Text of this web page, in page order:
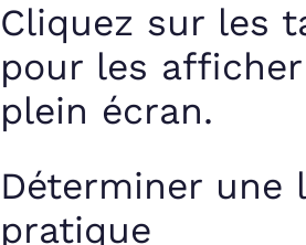
Cliquez sur les
pour les
plein écran.
Déterminer une
pratique